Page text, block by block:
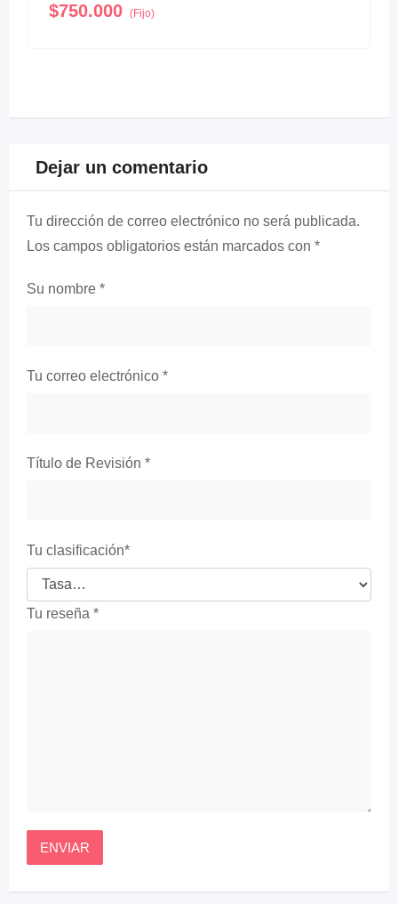
$750.000 (Fijo)
Dejar un comentario
Tu dirección de correo electrónico no será publicada.
Los campos obligatorios están marcados con *
Su nombre *
Tu correo electrónico *
Título de Revisión *
Tu clasificación*
Tu reseña *